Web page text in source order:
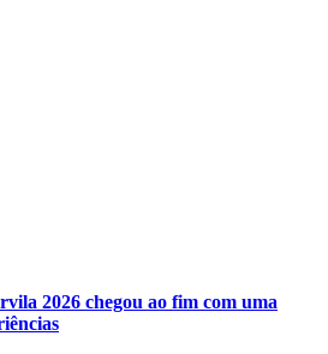
2026 chegou ao fim com uma